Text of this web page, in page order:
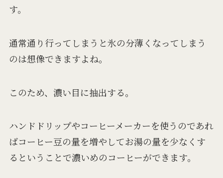
す。
通常通り行ってしまうと氷の分薄くなってしまう
のは想像できますよね。
このため、濃い目に抽出する。
ハンドドリップやコーヒーメーカーを使うのであれ
ばコーヒー豆の量を増やしてお湯の量を少なくす
るということで濃いめのコーヒーができます。